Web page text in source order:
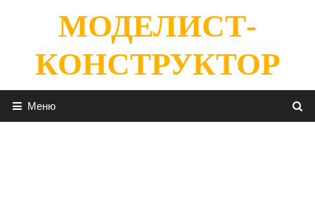
содержимомуМОДЕЛИСТ-
КОНСТРУКТОР
Меню